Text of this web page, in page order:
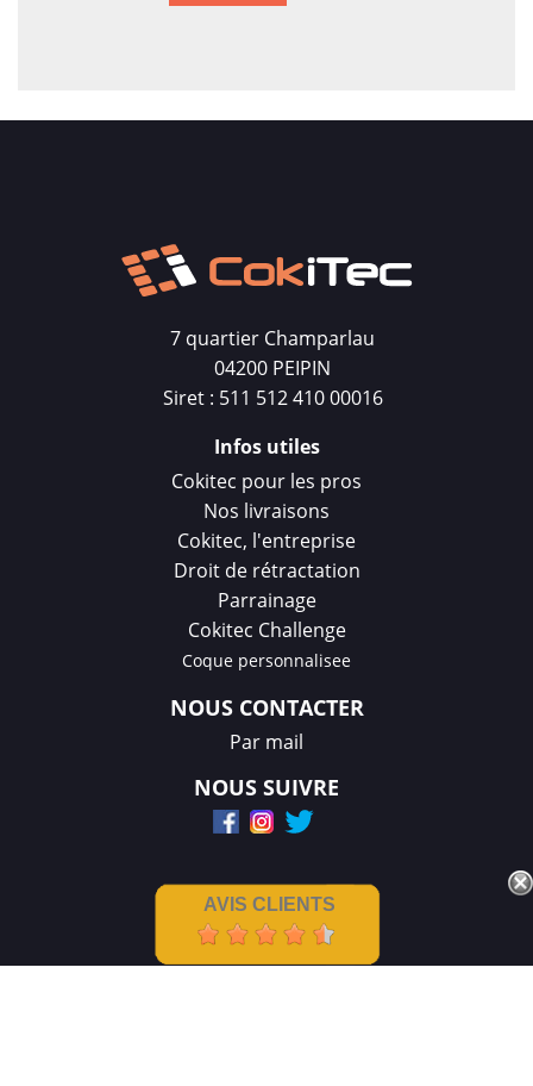
7 quartier Champarlau
04200 PEIPIN
Siret : 511 512 410 00016
Infos utiles
Cokitec pour les pros
Nos livraisons
Cokitec, l'entreprise
Droit de rétractation
Parrainage
Cokitec Challenge
Coque personnalisee
NOUS CONTACTER
Par mail
NOUS SUIVRE
AVIS CLIENTS